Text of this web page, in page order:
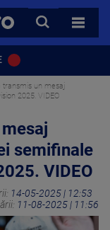
CAUTA
TOATE
transmis un mesaj
2025. VIDEO
semifinale
VIDEO
14-05-2025 | 12:53
11-08-2025 | 11:56